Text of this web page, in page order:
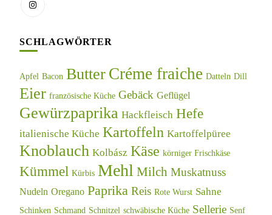
SCHLAGWÖRTER
Apfel Bacon Butter Créme fraiche Datteln Dill
Eier französische Küche Gebäck Geflügel
Gewürzpaprika Hackfleisch Hefe
italienische Küche Kartoffeln Kartoffelpüree
Knoblauch Kolbász Käse körniger Frischkäse
Kümmel Kürbis Mehl Milch Muskatnuss
Nudeln Oregano Paprika Reis Rote Wurst Sahne
Schinken Schmand Schnitzel schwäbische Küche Sellerie Senf